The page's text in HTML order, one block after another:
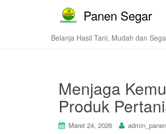
Panen Segar
Belanja Hasil Tani, Mudah dan
Menjaga
Produk
Maret 24, 2026